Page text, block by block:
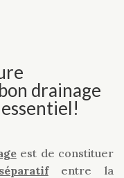
drainage
est de constituer
entre la